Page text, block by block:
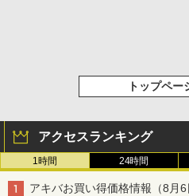
トップペー
アクセスランキング
1時間 24時間
アキバお買い得価格情報（8月6